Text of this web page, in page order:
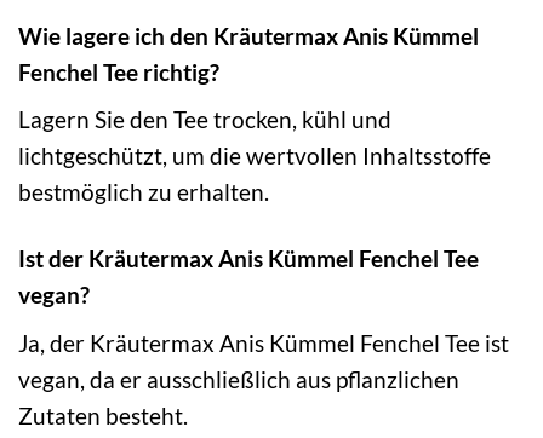
Wie lagere ich den Kräutermax Anis Kümmel
Fenchel Tee richtig?
Lagern Sie den Tee trocken, kühl und
lichtgeschützt, um die wertvollen Inhaltsstoffe
bestmöglich zu erhalten.
Ist der Kräutermax Anis Kümmel Fenchel Tee
vegan?
Ja, der Kräutermax Anis Kümmel Fenchel Tee ist
vegan, da er ausschließlich aus pflanzlichen
Zutaten besteht.